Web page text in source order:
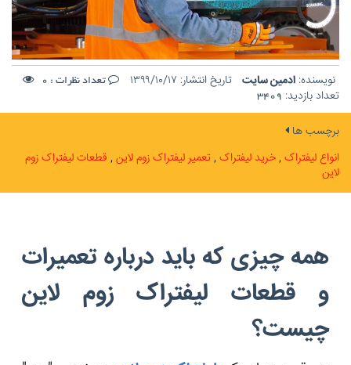
نویسنده: ادمین سایت تاریخ انتشار: ۱۳۹۹/۱۰/۱۷ تعداد نظرات : 0
تعداد بازدید: 3409
برچسب ها
انواع لیفتراک خرید لیفتراک تعمیر لیفتراک زوم لاین قطعات لیفتراک زوم
لاین
همه چیزی که باید درباره تعمیرات
و قطعات لیفتراک زوم لاین
چیست؟